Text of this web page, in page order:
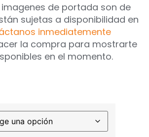
imagenes de portada son de
sujetas a disponibilidad en
inmediatemente
la compra para mostrarte
en el momento.